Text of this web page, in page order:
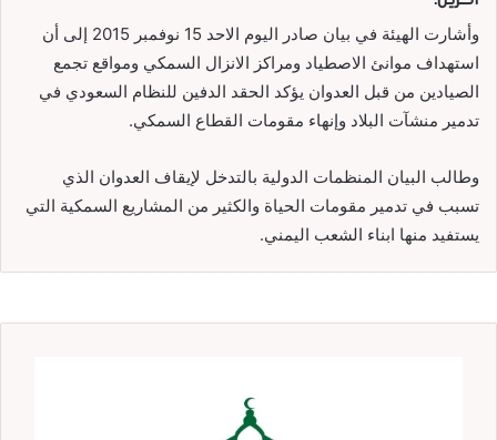
وأشارت الهيئة في بيان صادر اليوم الاحد 15 نوفمبر 2015 إلى أن
استهداف موانئ الاصطياد ومراكز الانزال السمكي ومواقع تجمع
الصيادين من قبل العدوان يؤكد الحقد الدفين للنظام السعودي في
تدمير منشآت البلاد وإنهاء مقومات القطاع السمكي.
وطالب البيان المنظمات الدولية بالتدخل لإيقاف العدوان الذي
تسبب في تدمير مقومات الحياة والكثير من المشاريع السمكية التي
يستفيد منها ابناء الشعب اليمني.